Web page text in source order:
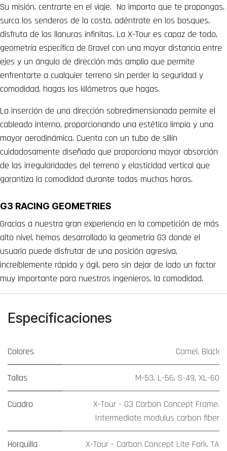
Su misión, centrarte en el viaje. No importa que te propongas,
surca los senderos de la costa, adéntrate en los bosques,
disfruta de las llanuras infinitas. La X-Tour es capaz de todo,
geometría específica de Gravel con una mayor distancia entre
ejes y un ángulo de dirección más amplio que permite
enfrentarte a cualquier terreno sin perder la seguridad y
comodidad, hagas los kilómetros que hagas.
La inserción de una dirección sobredimensionada permite el
cableado interno, proporcionando una estética limpia y una
mayor aerodinámica. Cuenta con un tubo de sillín
cuidadosamente diseñado que proporciona mayor absorción
de las irregularidades del terreno y elasticidad vertical que
garantiza la comodidad durante todas muchas horas.
G3 RACING GEOMETRIES
Gracias a nuestra gran experiencia en la competición de más
alto nivel, hemos desarrollado la geometría G3 donde el
usuario puede disfrutar de una posición agresiva,
increíblemente rápida y ágil, pero sin dejar de lado un factor
muy importante para nuestros ingenieros, la comodidad.
Especificaciones
Colores Camel, Black
Tallas M-53, L-56, S-49, XL-60
Cuadro
X-Tour - G3 Carbon Concept Frame.
Intermediate modulus carbon fiber
Horquilla
X-Tour - Carbon Concept Lite Fork. TA